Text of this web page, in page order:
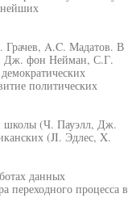
Грачев, A.C. Мадатов. В
Дж. фон Нейман, С.Г.
политических
школы (Ч. Пауэлл, Дж.
(JI. Эдлес, X.
данных
переходного процесса в